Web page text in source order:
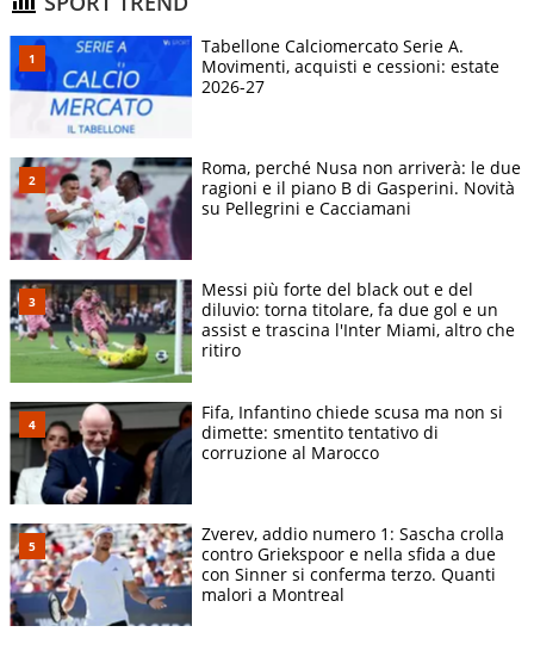
Tabellone Calciomercato Serie A.
Movimenti, acquisti e cessioni: estate
2026-27
Roma, perché Nusa non arriverà: le due
ragioni e il piano B di Gasperini. Novità
su Pellegrini e Cacciamani
Messi più forte del black out e del
diluvio: torna titolare, fa due gol e un
assist e trascina l'Inter Miami, altro che
ritiro
Fifa, Infantino chiede scusa ma non si
dimette: smentito tentativo di
corruzione al Marocco
Zverev, addio numero 1: Sascha crolla
contro Griekspoor e nella sfida a due
con Sinner si conferma terzo. Quanti
malori a Montreal